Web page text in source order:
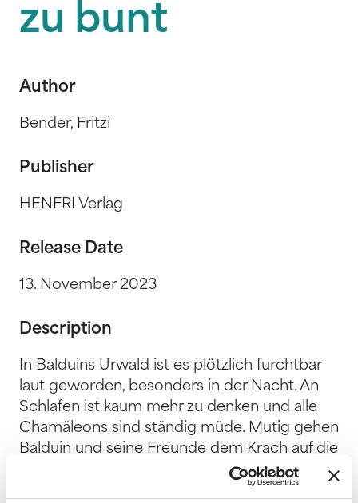
zu bunt
Author
Bender, Fritzi
Publisher
HENFRI Verlag
Release Date
13. November 2023
Description
In Balduins Urwald ist es plötzlich furchtbar
laut geworden, besonders in der Nacht. An
Schlafen ist kaum mehr zu denken und alle
Chamäleons sind ständig müde. Mutig gehen
Balduin und seine Freunde dem Krach auf die
Spur und machen eine schreckliche
Entdeckung: Ihr Urwald ist in Gefahr! Zum